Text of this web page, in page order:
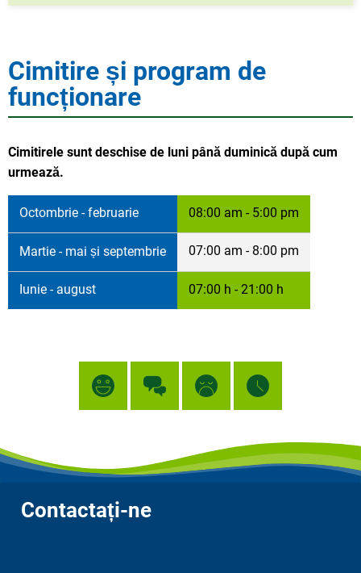
Cimitire și program de
funcționare
Cimitirele sunt deschise de luni până duminică după cum
urmează.
Octombrie - februarie 08:00 am - 5:00 pm
Martie - mai și septembrie 07:00 am - 8:00 pm
Iunie - august 07:00 h - 21:00 h
Contactați-ne